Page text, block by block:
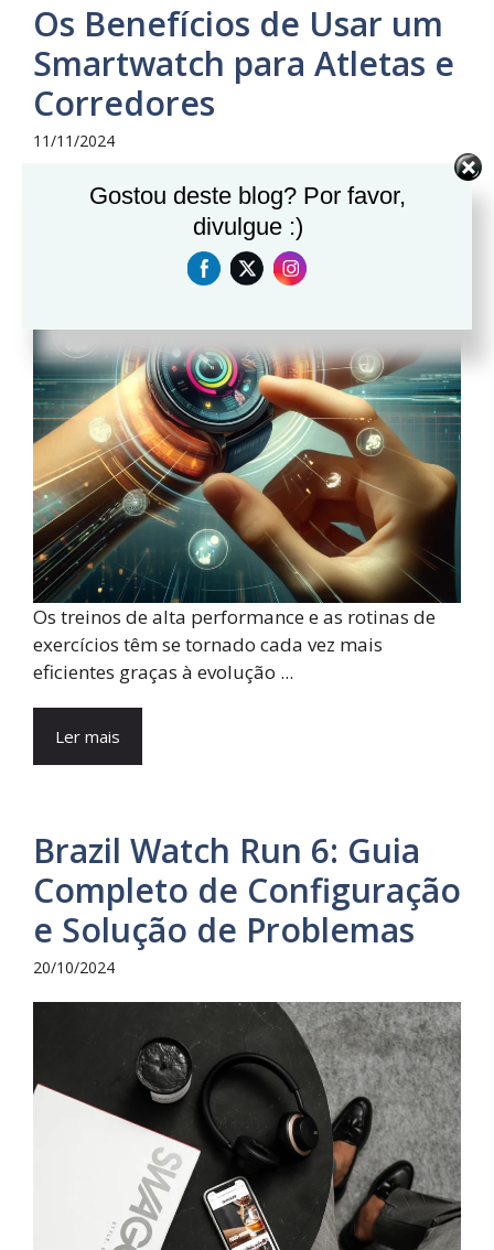
Os Benefícios de Usar um
Smartwatch para Atletas e
Corredores
11/11/2024
Os treinos de alta performance e as rotinas de
exercícios têm se tornado cada vez mais
eficientes graças à evolução ...
Ler mais
Brazil Watch Run 6: Guia
Completo de Configuração
e Solução de Problemas
20/10/2024
Gostou deste blog? Por favor,
divulgue :)